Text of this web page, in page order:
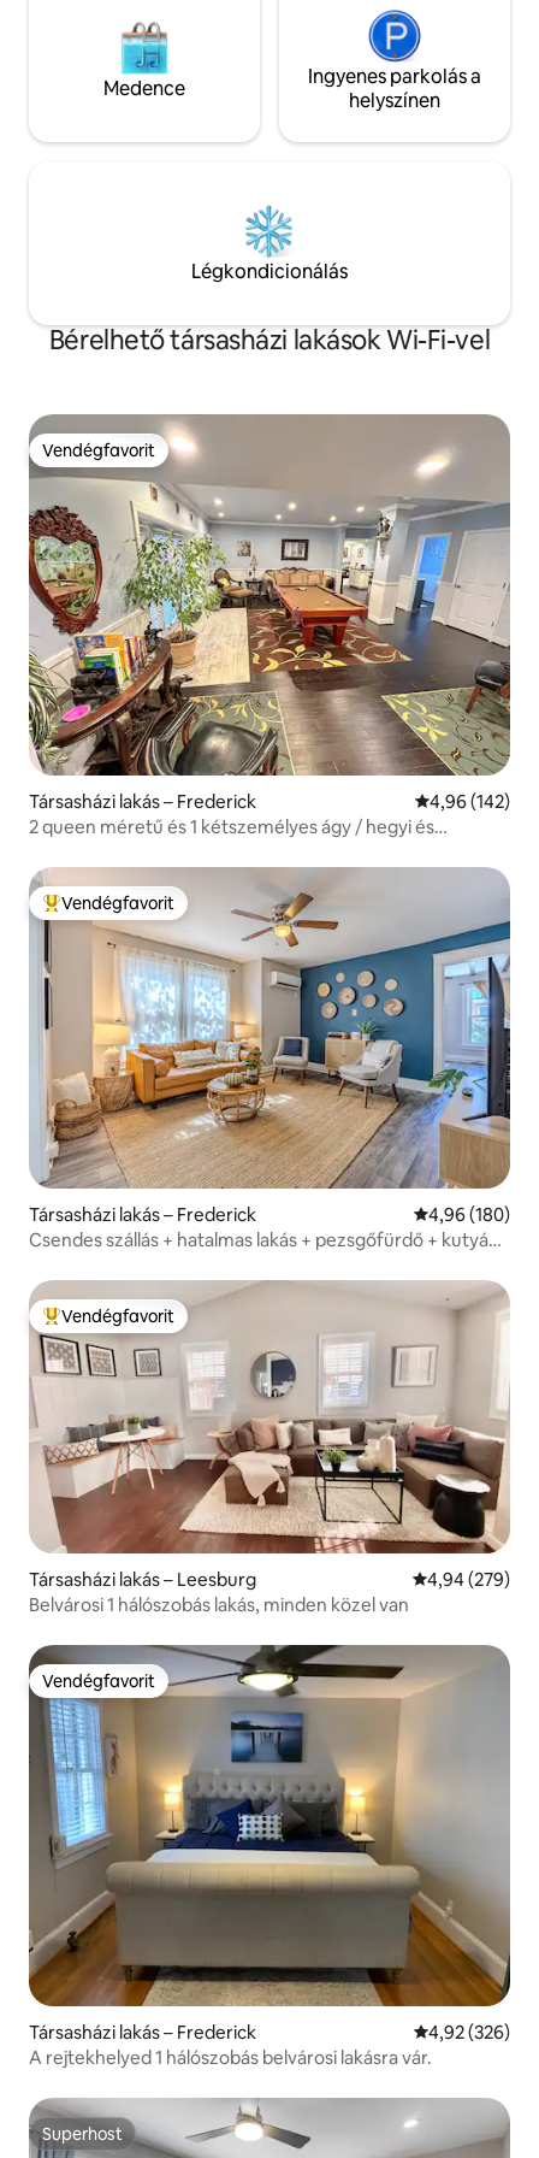
Medence
Ingyenes parkolás a
helyszínen
Légkondicionálás
Bérelhető társasházi lakások Wi-Fi-vel
Vendégfavorit
Vendégfavorit
Társasházi lakás – Frederick Átlagos
4,96 (142)
2 queen méretű és 1 kétszemélyes ágy / hegyi és
Kiemelt vendégfavorit
Vendégfavorit
Társasházi lakás – Frederick Átlagos
4,96 (180)
Csendes szállás + hatalmas lakás + pezsgőfürdő + kutyák,
Kiemelt vendégfavorit
Vendégfavorit
Társasházi lakás – Leesburg Átlagos
4,94 (279)
Belvárosi 1 hálószobás lakás, minden közel van
Vendégfavorit
Vendégfavorit
Társasházi lakás – Frederick Átlagos
4,92 (326)
A rejtekhelyed 1 hálószobás belvárosi lakásra vár.
Superhost
Superhost